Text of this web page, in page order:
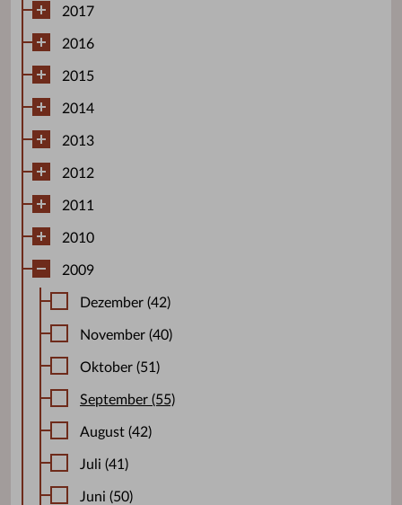
2017
2016
2015
2014
2013
2012
2011
2010
2009
Dezember (42)
November (40)
Oktober (51)
September (55)
August (42)
Juli (41)
Juni (50)